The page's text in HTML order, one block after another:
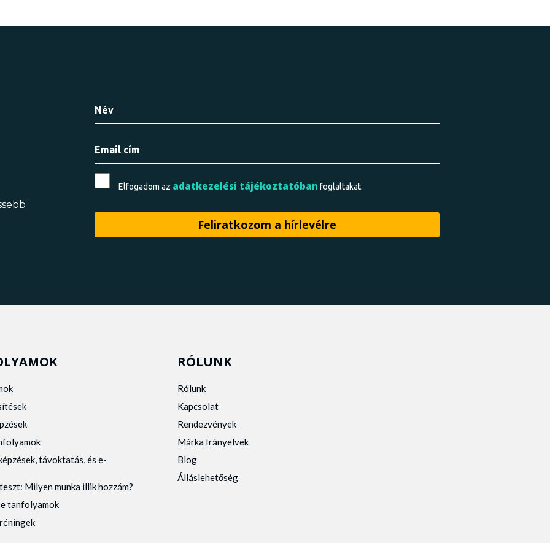
Elfogadom az adatkezelési tájékoztatóban foglaltakat.
távoktatás, és e-
Milyen munka illik hozzám?
tanfolyamok
RÓLUNK
Rólunk
Kapcsolat
Rendezvények
Márka Irányelvek
Blog
Álláslehetőség